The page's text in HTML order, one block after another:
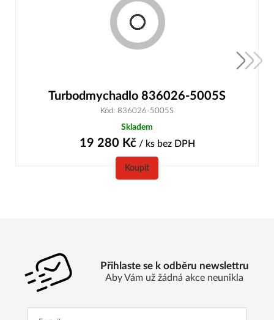
Turbodmychadlo 836026-5005S
Kód: 836026-5005S
Skladem
19 280 Kč/ ks bez DPH
Koupit
Přihlaste se k odběru newslettru
Aby Vám už žádná akce neunikla